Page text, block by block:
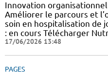
Innovation
Améliorer le parcours et
soin en hospitalisation de
: en cours Télécharger
17/06/2026 13:48
PAGES